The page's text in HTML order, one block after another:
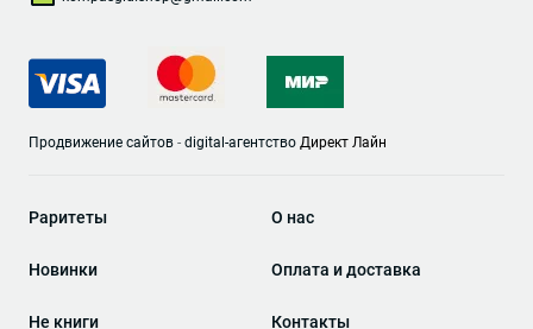
Раритеты
Новинки
Не книги
О нас
Оплата и доставка
Контакты
Продвижение сайтов - digital-агентство Директ Лайн